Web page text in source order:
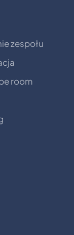
zespołu
room